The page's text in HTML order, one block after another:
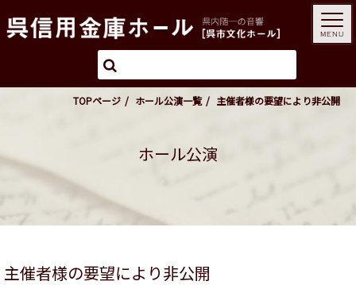
TOPページ ホール公演一覧 主催者様の要望により非公開
ホール公演
主催者様の要望により非公開
MENU